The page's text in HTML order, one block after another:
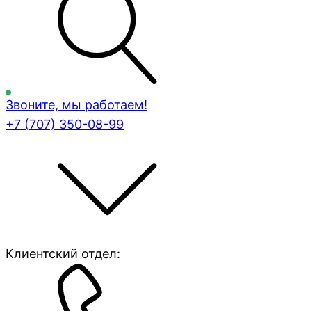
Звоните, мы работаем!
+7 (707) 350-08-99
Клиентский отдел: